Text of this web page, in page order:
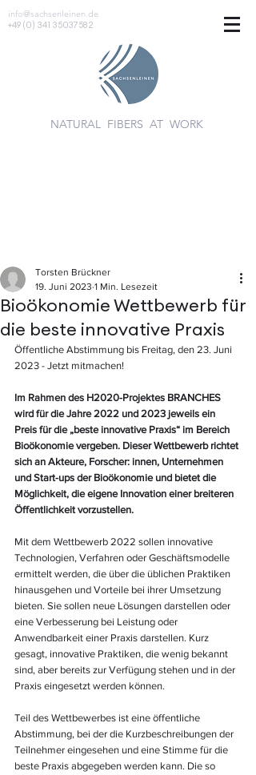
info@sachsenleinen.de
+49 (0) 341 35037582
NATURAL FIBERS AT WORK
Bioökonomie Wettbewerb für
die beste innovative Praxis
Torsten Brückner
19. Juni 2023 1 Min. Lesezeit
Öffentliche Abstimmung bis Freitag, den 23. Juni
2023 - Jetzt mitmachen!
Im Rahmen des H2020-Projektes BRANCHES
wird für die Jahre 2022 und 2023 jeweils ein
Preis für die „beste innovative Praxis“ im Bereich
Bioökonomie vergeben. Dieser Wettbewerb richtet
sich an Akteure, Forscher: innen, Unternehmen
und Start-ups der Bioökonomie und bietet die
Möglichkeit, die eigene Innovation einer breiteren
Öffentlichkeit vorzustellen.
Mit dem Wettbewerb 2022 sollen innovative
Technologien, Verfahren oder Geschäftsmodelle
ermittelt werden, die über die üblichen Praktiken
hinausgehen und Vorteile bei ihrer Umsetzung
bieten. Sie sollen neue Lösungen darstellen oder
eine Verbesserung bei Leistung oder
Anwendbarkeit einer Praxis darstellen. Kurz
gesagt, innovative Praktiken, die wenig bekannt
sind, aber bereits zur Verfügung stehen und in der
Praxis eingesetzt werden können.
Teil des Wettbewerbes ist eine öffentliche
Abstimmung, bei der die Kurzbeschreibungen der
Teilnehmer eingesehen und eine Stimme für die
beste Praxis abgegeben werden kann. Die so